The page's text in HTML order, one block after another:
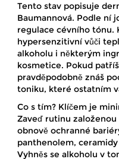
Tento stav popisuje
Baumannová. Podle ní
regulace cévního tónu.
hypersenzitivní vůči
alkoholu i některým
kosmetice. Pokud
pravděpodobně znáš
toniku, které ostatním
Co s tím? Klíčem je
Zaveď rutinu založenou
obnově ochranné
panthenolem,
Vyhněs se alkoholu v